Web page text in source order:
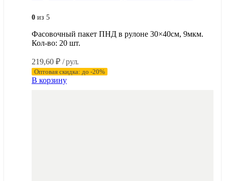
0 из 5
Фасовочный пакет ПНД в рулоне 30×40см, 9мкм.
Кол-во: 20 шт.
219,60 ₽ / рул.
Оптовая скидка: до -20%
В корзину